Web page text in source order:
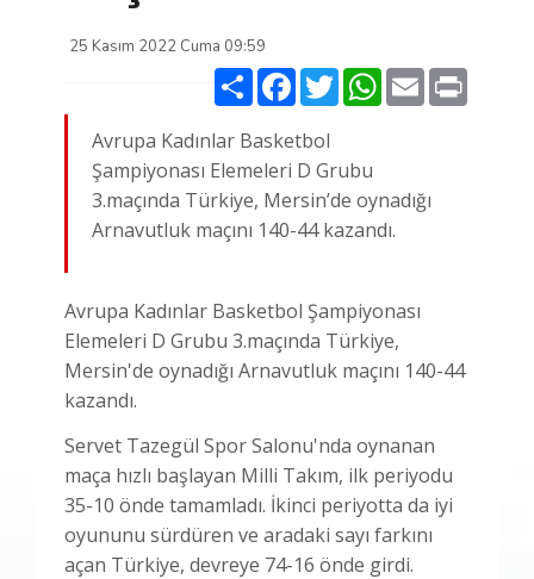
25 Kasım 2022 Cuma 09:59
Paylaş FacebookTwitter WhatsApp
Email
Avrupa Kadınlar Basketbol
Şampiyonası Elemeleri D Grubu
3.maçında Türkiye, Mersin’de oynadığı
Arnavutluk maçını 140-44 kazandı.
Avrupa Kadınlar Basketbol Şampiyonası
Elemeleri D Grubu 3.maçında Türkiye,
Mersin'de oynadığı Arnavutluk maçını 140-44
kazandı.
Servet Tazegül Spor Salonu'nda oynanan
maça hızlı başlayan Milli Takım, ilk periyodu
35-10 önde tamamladı. İkinci periyotta da iyi
oyununu sürdüren ve aradaki sayı farkını
açan Türkiye, devreye 74-16 önde girdi.